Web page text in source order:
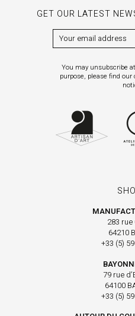
GET OUR LATEST
You may unsubscribe
purpose, please find
283 rue
64210
+33 (5)
79 rue
64100
+33 (5)